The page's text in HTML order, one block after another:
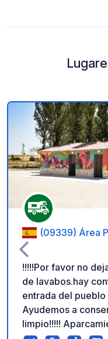
(09339) Área
!!!!!Por favor no
de lavabos.hay
entrada del
Ayudemos a
limpio!!!!!